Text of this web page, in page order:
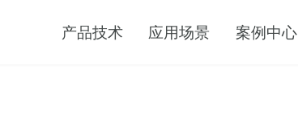
产品技术 应用场景 案例中心